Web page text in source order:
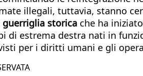
illegali, tuttavia, stanno
guerriglia storica che ha
di estrema destra nati in
per i diritti umani e gli